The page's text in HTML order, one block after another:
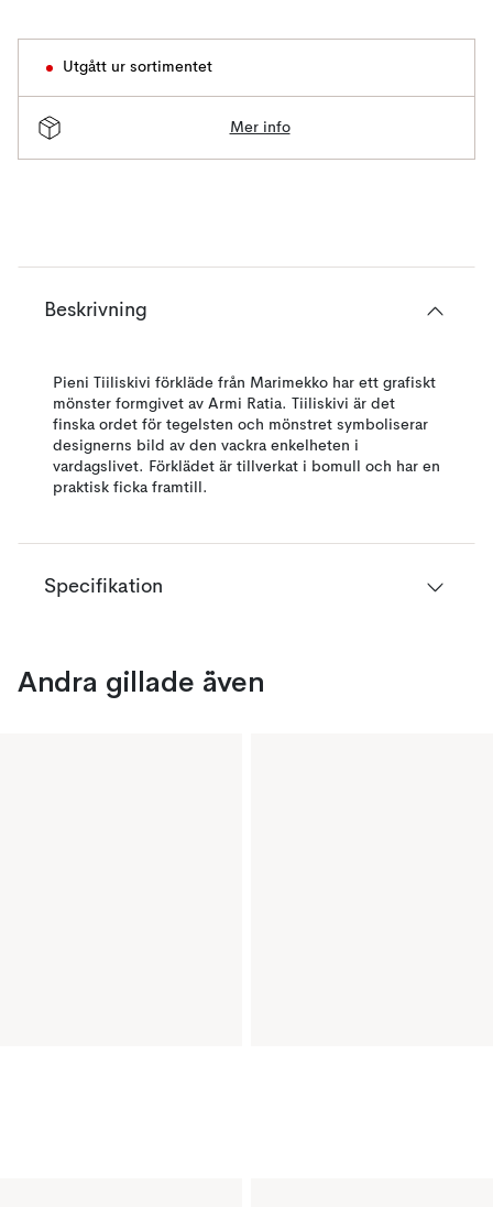
Utgått ur sortimentet
Mer info
Beskrivning
Pieni Tiiliskivi förkläde från Marimekko har ett grafiskt
mönster formgivet av Armi Ratia. Tiiliskivi är det
finska ordet för tegelsten och mönstret symboliserar
designerns bild av den vackra enkelheten i
vardagslivet. Förklädet är tillverkat i bomull och har en
praktisk ficka framtill.
Specifikation
Andra gillade även